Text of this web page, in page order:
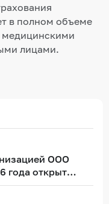
ООО
года открыт
полисов
в полном объеме
медицинскими
лицами.